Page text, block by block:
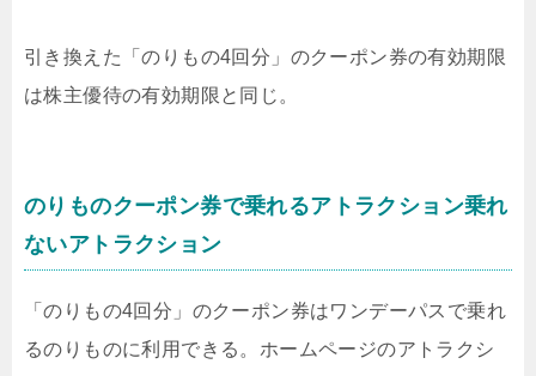
引き換えた「のりもの4回分」のクーポン券の有効期限
は株主優待の有効期限と同じ。
のりものクーポン券で乗れるアトラクション乗れ
ないアトラクション
「のりもの4回分」のクーポン券はワンデーパスで乗れ
るのりものに利用できる。ホームページのアトラクシ